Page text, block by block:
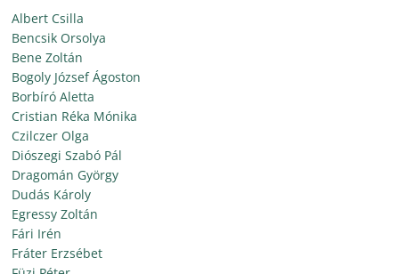
Albert Csilla
Bencsik Orsolya
Bene Zoltán
Bogoly József Ágoston
Borbíró Aletta
Cristian Réka Mónika
Czilczer Olga
Diószegi Szabó Pál
Dragomán György
Dudás Károly
Egressy Zoltán
Fári Irén
Fráter Erzsébet